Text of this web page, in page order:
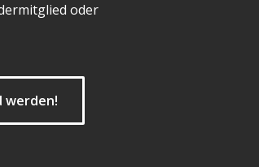
oder
werden!